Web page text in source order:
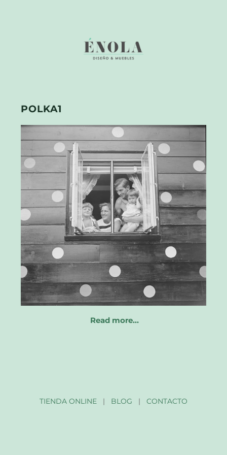
POLKA1
Read more…
TIENDA ONLINE| BLOG | CONTACTO